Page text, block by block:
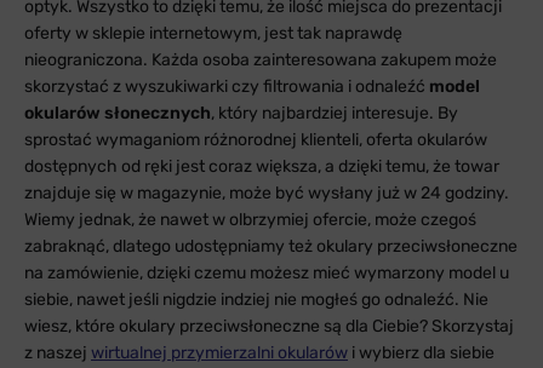
optyk. Wszystko to dzięki temu, że ilość miejsca do prezentacji
oferty w sklepie internetowym, jest tak naprawdę
nieograniczona. Każda osoba zainteresowana zakupem może
skorzystać z wyszukiwarki czy filtrowania i odnaleźć model
okularów słonecznych, który najbardziej interesuje. By
sprostać wymaganiom różnorodnej klienteli, oferta okularów
dostępnych od ręki jest coraz większa, a dzięki temu, że towar
znajduje się w magazynie, może być wysłany już w 24 godziny.
Wiemy jednak, że nawet w olbrzymiej ofercie, może czegoś
zabraknąć, dlatego udostępniamy też okulary przeciwsłoneczne
na zamówienie, dzięki czemu możesz mieć wymarzony model u
siebie, nawet jeśli nigdzie indziej nie mogłeś go odnaleźć. Nie
wiesz, które okulary przeciwsłoneczne są dla Ciebie? Skorzystaj
z naszej wirtualnej przymierzalni okularów i wybierz dla siebie